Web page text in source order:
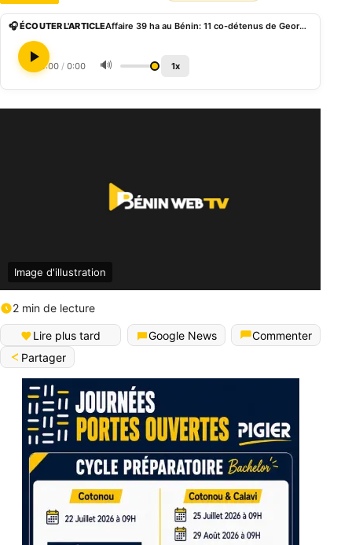
🎧 ÉCOUTER L'ARTICLE Affaire 39 ha au Bénin: 11 co-détenus de Georges Bada transférés à la prison d’Akpro-Missérété
0:00 / 0:00 🔊 1x
Image d'illustration
2 min de lecture
Lire plus tard Google News
Commenter
Partager